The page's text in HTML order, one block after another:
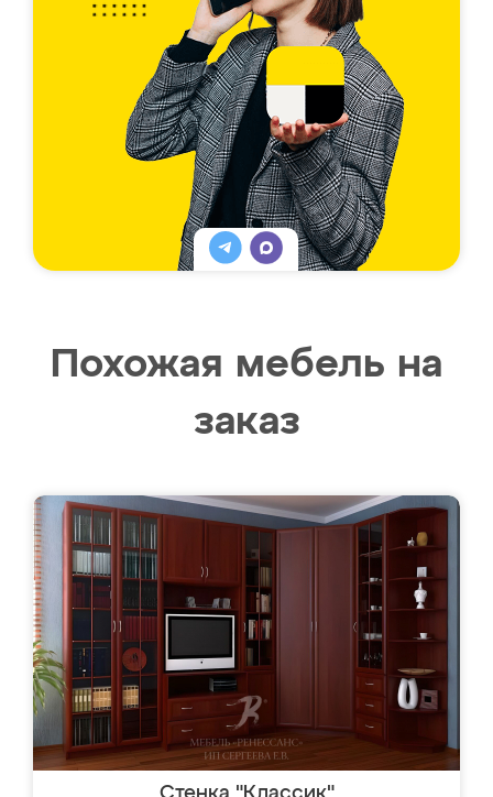
Похожая мебель на
заказ